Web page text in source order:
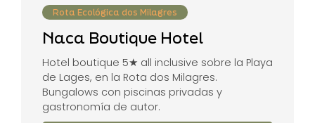
Rota Ecológica dos Milagres
Naca Boutique Hotel
Hotel boutique 5★ all inclusive sobre la Playa
de Lages, en la Rota dos Milagres.
Bungalows con piscinas privadas y
gastronomía de autor.